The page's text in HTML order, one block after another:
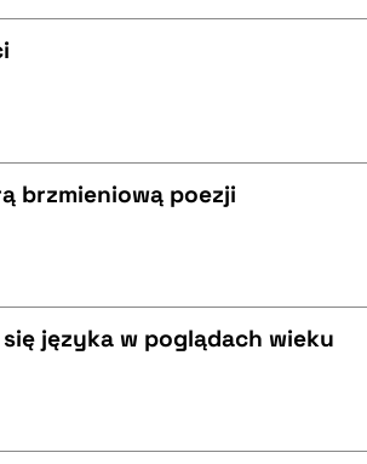
brzmieniową poezji
języka w poglądach wieku